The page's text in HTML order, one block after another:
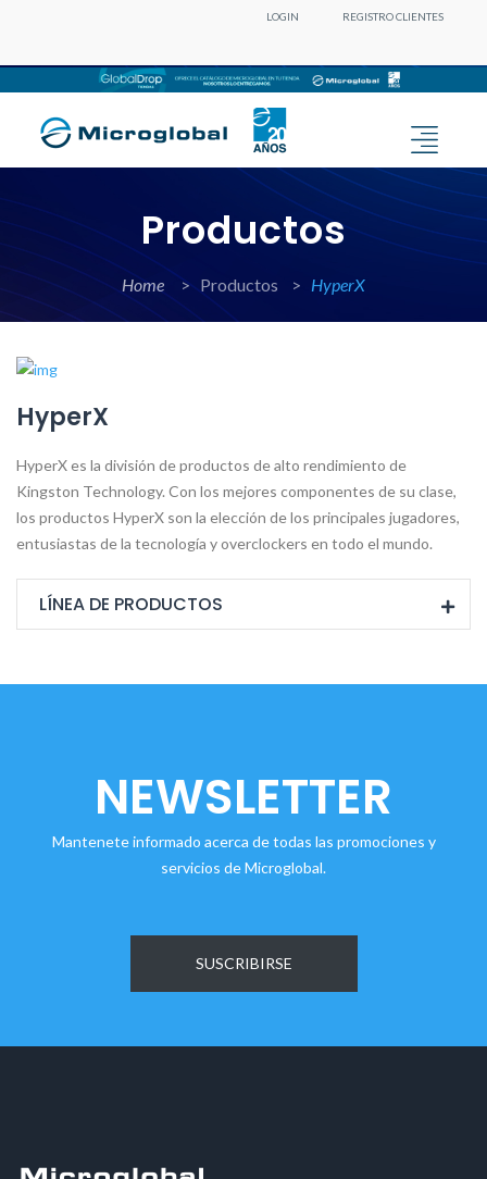
REGISTRO CLIENTES
LOGIN
Productos
Home >Productos > HyperX
HyperX
HyperX es la división de productos de alto rendimiento de
Kingston Technology. Con los mejores componentes de su clase,
los productos HyperX son la elección de los principales jugadores,
entusiastas de la tecnología y overclockers en todo el mundo.
LÍNEA DE PRODUCTOS
NEWSLETTER
Mantenete informado acerca de todas las promociones y
servicios de Microglobal.
SUSCRIBIRSE